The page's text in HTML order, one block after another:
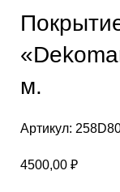
м.
Артикул:
4500,00 ₽